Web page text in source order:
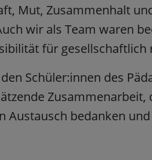
Mut, Zusammenhalt
wir als Team waren
für gesellschaftlich
Schüler:innen des
Zusammenarbeit,
Austausch bedanken